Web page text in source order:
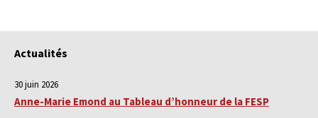
Actualités
30 juin 2026
Anne-Marie Emond au Tableau d’honneur de la FESP